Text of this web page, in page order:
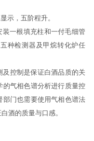
，五阶程升。
一根填充柱和一付毛细管
种检测器及甲烷转化炉任
控制是保证白酒品质的关
的气相色谱分析进行质量控
部门也需要使用气相色谱法
酒的质量与口感。